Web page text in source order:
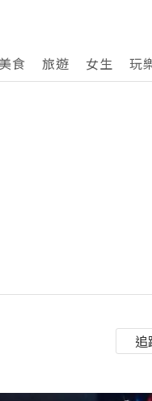
美食 旅遊 女生 玩
追